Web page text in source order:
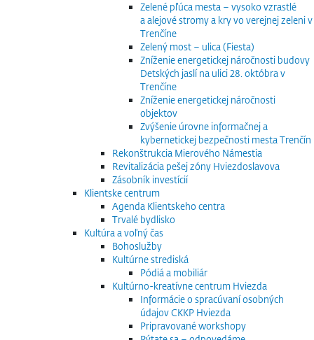
Zelené pľúca mesta – vysoko vzrastlé
a alejové stromy a kry vo verejnej zeleni v
Trenčíne
Zelený most – ulica (Fiesta)
Zníženie energetickej náročnosti budovy
Detských jaslí na ulici 28. októbra v
Trenčíne
Zníženie energetickej náročnosti
objektov
Zvýšenie úrovne informačnej a
kybernetickej bezpečnosti mesta Trenčín
Rekonštrukcia Mierového Námestia
Revitalizácia pešej zóny Hviezdoslavova
Zásobník investícií
Klientske centrum
Agenda Klientskeho centra
Trvalé bydlisko
Kultúra a voľný čas
Bohoslužby
Kultúrne strediská
Pódiá a mobiliár
Kultúrno-kreatívne centrum Hviezda
Informácie o spracúvaní osobných
údajov CKKP Hviezda
Pripravované workshopy